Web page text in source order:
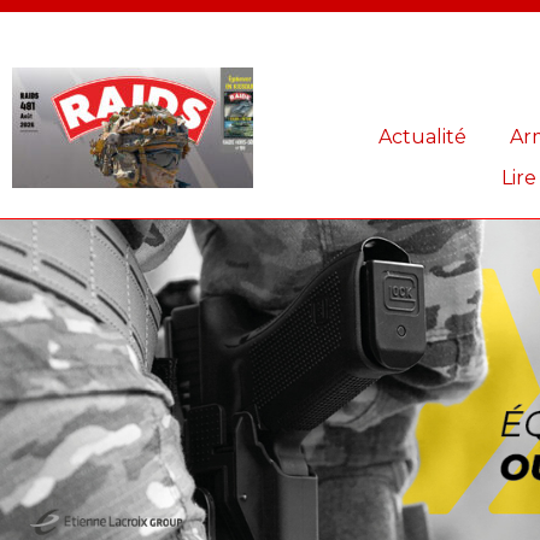
Actualité
Panneau de gestion des cookies